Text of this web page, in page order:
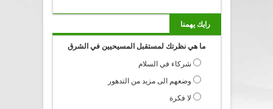
رايك يهمنا
ما هي نظرتك لمستقبل المسيحيين في الشرق
شركاء في السلام
وضعهم الى مزيد من التدهور
لا فكرة